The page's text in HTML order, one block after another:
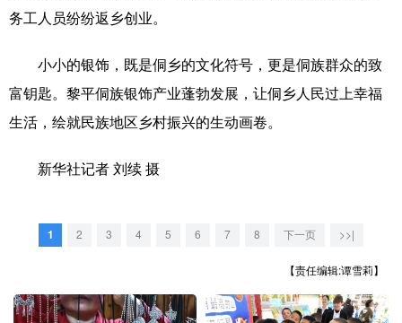
四川 贵州
新疆 内蒙古 黑龙江
多语种频道
Русский язык 日本語 한국어
务工人员纷纷返乡创业。
小小的银饰，既是侗乡的文化符号，更是侗族群众的致
富钥匙。黎平侗族银饰产业蓬勃发展，让侗乡人民过上幸福
生活，绘就民族地区乡村振兴的生动画卷。
新华社记者 刘续 摄
1 2 3 4 5 6 7 8 下一页 >>|
【责任编辑:谭雪莉】